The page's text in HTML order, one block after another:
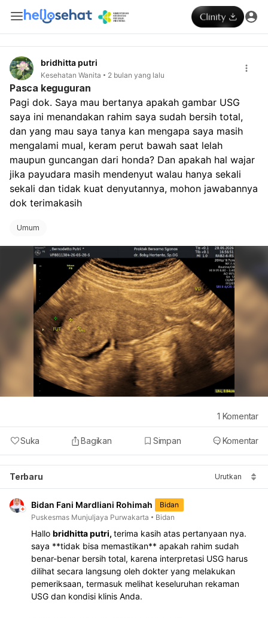
bridhitta putri
Kesehatan Wanita 2 bulan yang lalu
Pasca keguguran
Pagi dok. Saya mau bertanya apakah gambar USG
saya ini menandakan rahim saya sudah bersih total,
dan yang mau saya tanya kan mengapa saya masih
mengalami mual, keram perut bawah saat lelah
maupun guncangan dari honda? Dan apakah hal wajar
jika payudara masih mendenyut walau hanya sekali
sekali dan tidak kuat denyutannya, mohon jawabannya
dok terimakasih
Umum
Suka Bagikan Simpan Komentar
1 Komentar
Terbaru Urutkan
Bidan Fani Mardliani Rohimah
Bidan
Puskesmas Munjuljaya Purwakarta
Bidan
Hallo bridhitta putri, terima kasih atas pertanyaan nya.
saya **tidak bisa memastikan** apakah rahim sudah
benar-benar bersih total, karena interpretasi USG harus
dilihat secara langsung oleh dokter yang melakukan
pemeriksaan, termasuk melihat keseluruhan rekaman
USG dan kondisi klinis Anda.